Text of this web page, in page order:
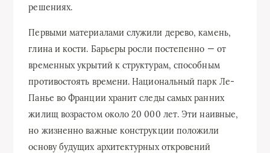
решениях.
Первыми материалами служили дерево, камень,
глина и кости. Барьеры росли постепенно — от
временных укрытий к структурам, способным
противостоять времени. Национальный парк Ле-
Панье во Франции хранит следы самых ранних
жилищ возрастом около 20 000 лет. Эти наивные,
но жизненно важные конструкции положили
основу будущих архитектурных откровений